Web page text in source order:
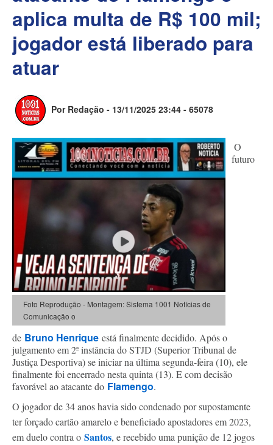
aplica multa de R$ 100 mil;
jogador está liberado para
atuar
Por Redação - 13/11/2025 23:44 - 65078
Foto Reprodução - Montagem: Sistema 1001 Notícias de
Comunicação o
O
futuro
de Bruno Henrique está finalmente decidido. Após o
julgamento em 2ª instância do STJD (Superior Tribunal de
Justiça Desportiva) se iniciar na última segunda-feira (10), ele
finalmente foi encerrado nesta quinta (13). E com decisão
favorável ao atacante do Flamengo.
O jogador de 34 anos havia sido condenado por supostamente
ter forçado cartão amarelo e beneficiado apostadores em 2023,
em duelo contra o Santos, e recebido uma punição de 12 jogos